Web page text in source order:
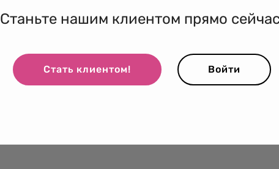
Станьте нашим клиентом прямо
Стать клиентом! Войти